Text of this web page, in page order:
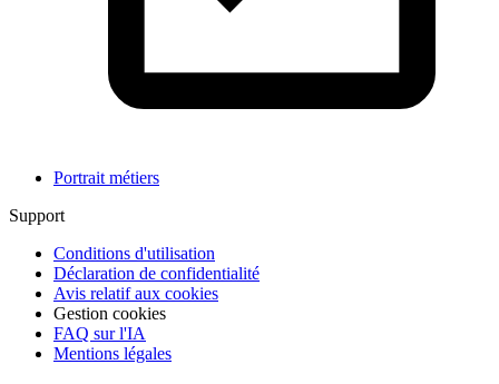
Portrait métiers
Support
Conditions d'utilisation
Déclaration de confidentialité
Avis relatif aux cookies
Gestion cookies
FAQ sur l'IA
Mentions légales